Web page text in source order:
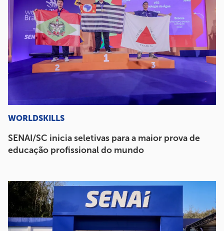
WORLDSKILLS
SENAI/SC inicia seletivas para a maior prova de
educação profissional do mundo